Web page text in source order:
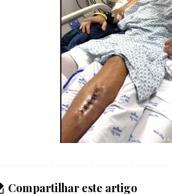
Compartilhar este artigo